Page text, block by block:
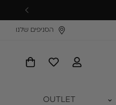
הסניפים שלנו
OUTLET